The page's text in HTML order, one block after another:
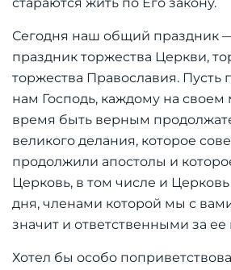
Сегодня наш общий праздник
праздник торжества Церкви,
торжества Православия. Пусть
нам Господь, каждому на своем
время быть верным
великого делания, которое
продолжили апостолы и
Церковь, в том числе и
дня, членами которой мы с
значит и ответственными за
Хотел бы особо